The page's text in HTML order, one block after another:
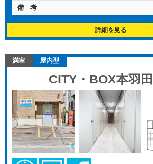
備 考
詳細を見る
満室 屋内型
CITY・BOX本羽